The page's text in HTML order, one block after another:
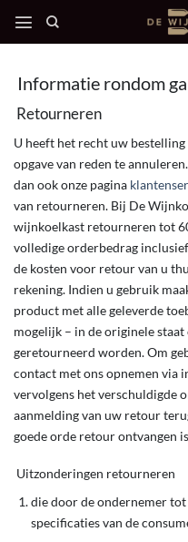
naar
Informatie rondom
Retourneren
U heeft het recht uw
opgave van reden te
dan ook onze pagina
van retourneren. Bij De
wijnkoelkast retourneren tot
volledige orderbedrag
de kosten voor retour van u
rekening. Indien u gebruik
product met alle geleverde
mogelijk – in de originele
geretourneerd worden. Om
contact met ons opnemen via
vervolgens het verschuldigde
aanmelding van uw retour
goede orde retour ontvangen
Uitzonderingen retourneren
die door de ondernemer
specificaties van de